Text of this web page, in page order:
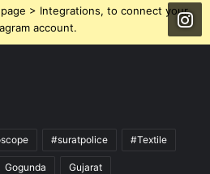
> Integrations, to connect your
account.
#suratpolice #Textile
Gogunda Gujarat